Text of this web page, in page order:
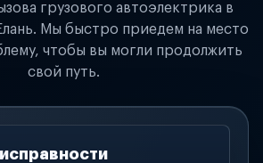
грузового автоэлектрика в
Мы быстро приедем на место
чтобы вы могли продолжить
свой путь.